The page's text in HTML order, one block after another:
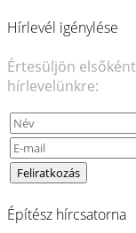
Hírlevél igénylése
Értesüljön
hírlevelünkre:
Építész hírcsatorna